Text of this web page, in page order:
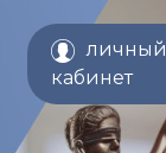
личный
кабинет